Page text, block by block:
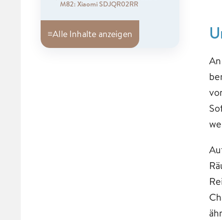
M82: Xiaomi SDJQR02RR
≡Alle Inhalte anzeigen